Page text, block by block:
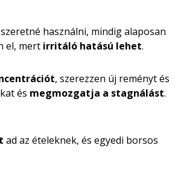
használni, mindig alaposan
el, mert irritáló hatású lehet.
, szerezzen új reményt és
és megmozgatja a stagnálást.
ad az ételeknek, és egyedi borsos